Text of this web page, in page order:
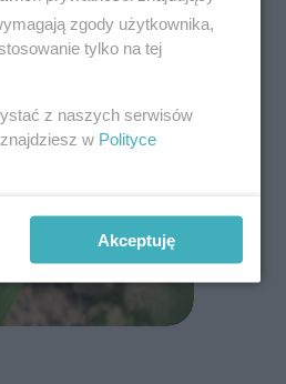
zgody użytkownika,
tylko na tej
z naszych serwisów
w Polityce
Akceptuję